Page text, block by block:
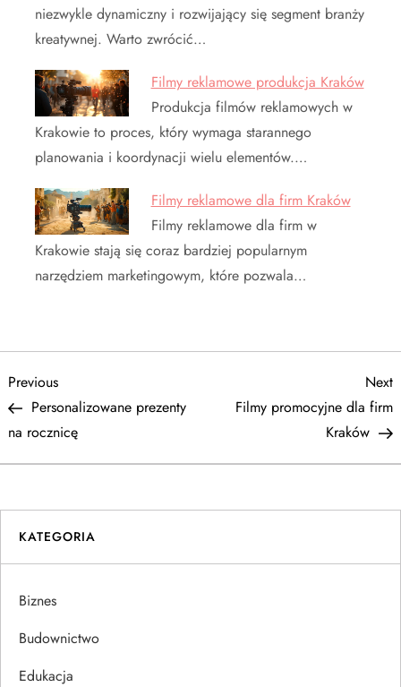
niezwykle dynamiczny i rozwijający się segment branży
kreatywnej. Warto zwrócić…
Filmy reklamowe produkcja Kraków
Produkcja filmów reklamowych w
Krakowie to proces, który wymaga starannego
planowania i koordynacji wielu elementów.…
Filmy reklamowe dla firm Kraków
Filmy reklamowe dla firm w
Krakowie stają się coraz bardziej popularnym
narzędziem marketingowym, które pozwala…
N
a
w
i
g
a
c
Previous
Post
Previous
Personalizowane prezenty
na rocznicę
Next
Filmy promocyjne dla firm
Kraków
KATEGORIA
Biznes
Budownictwo
Edukacja